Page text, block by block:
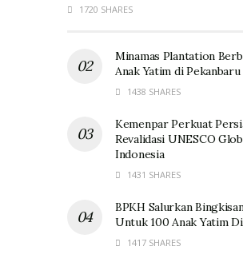
1720 SHARES
Minamas Plantation
Anak Yatim di Pekanbaru
1438 SHARES
Kemenpar Perkuat
Revalidasi UNESCO
Indonesia
1431 SHARES
BPKH Salurkan
Untuk 100 Anak Yatim
1417 SHARES